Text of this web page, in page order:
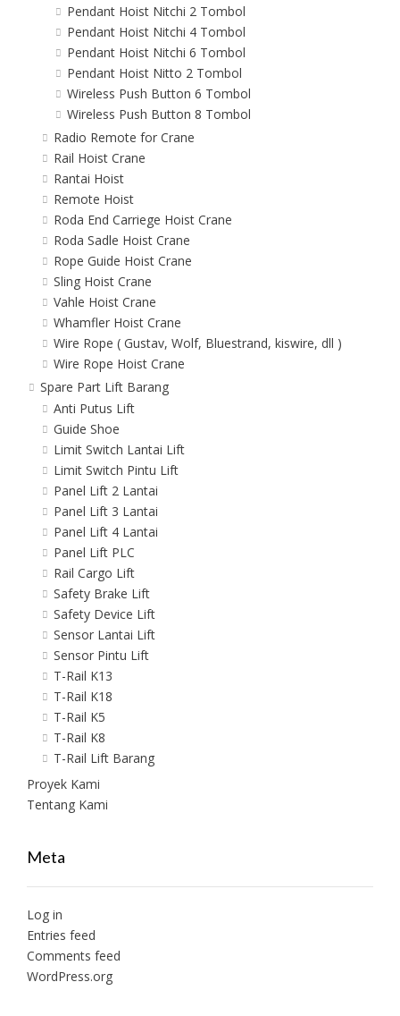
Pendant Hoist Nitchi 2 Tombol
Pendant Hoist Nitchi 4 Tombol
Pendant Hoist Nitchi 6 Tombol
Pendant Hoist Nitto 2 Tombol
Wireless Push Button 6 Tombol
Wireless Push Button 8 Tombol
Radio Remote for Crane
Rail Hoist Crane
Rantai Hoist
Remote Hoist
Roda End Carriege Hoist Crane
Roda Sadle Hoist Crane
Rope Guide Hoist Crane
Sling Hoist Crane
Vahle Hoist Crane
Whamfler Hoist Crane
Wire Rope ( Gustav, Wolf, Bluestrand, kiswire, dll )
Wire Rope Hoist Crane
Spare Part Lift Barang
Anti Putus Lift
Guide Shoe
Limit Switch Lantai Lift
Limit Switch Pintu Lift
Panel Lift 2 Lantai
Panel Lift 3 Lantai
Panel Lift 4 Lantai
Panel Lift PLC
Rail Cargo Lift
Safety Brake Lift
Safety Device Lift
Sensor Lantai Lift
Sensor Pintu Lift
T-Rail K13
T-Rail K18
T-Rail K5
T-Rail K8
T-Rail Lift Barang
Proyek Kami
Tentang Kami
Meta
Log in
Entries feed
Comments feed
WordPress.org